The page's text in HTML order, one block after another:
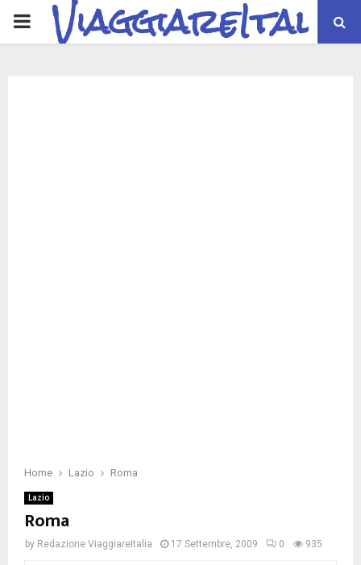
PRIMARYViaggiareItalia
Home Lazio Roma
Lazio
Roma
by Redazione ViaggiareItalia 17 Settembre, 2009 0 935